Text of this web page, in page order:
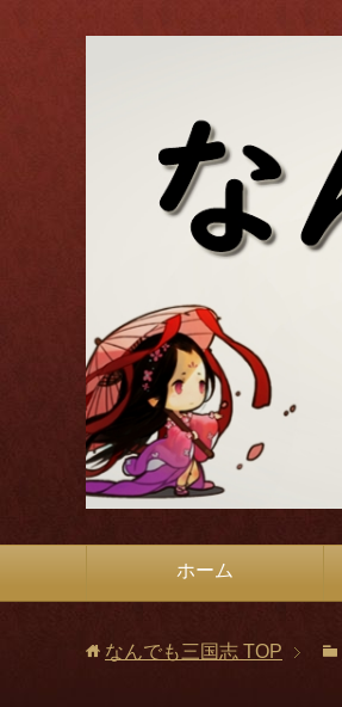
ホーム
なんでも三国志 TOP